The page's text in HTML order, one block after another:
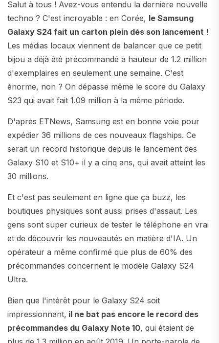
Salut à tous ! Avez-vous entendu la dernière nouvelle
techno ? C'est incroyable : en Corée, le Samsung
Galaxy S24 fait un carton plein dès son lancement !
Les médias locaux viennent de balancer que ce petit
bijou a déjà été précommandé à hauteur de 1.2 million
d'exemplaires en seulement une semaine. C'est
énorme, non ? On dépasse même le score du Galaxy
S23 qui avait fait 1.09 million à la même période.
D'après ETNews, Samsung est en bonne voie pour
expédier 36 millions de ces nouveaux flagships. Ce
serait un record historique depuis le lancement des
Galaxy S10 et S10+ il y a cinq ans, qui avait atteint les
30 millions.
Et c'est pas seulement en ligne que ça buzz, les
boutiques physiques sont aussi prises d'assaut. Les
gens sont super curieux de tester le téléphone en vrai
et de découvrir les nouveautés en matière d'IA. Un
opérateur a même confirmé que plus de 60% des
précommandes concernent le modèle Galaxy S24
Ultra.
Bien que l'intérêt pour le Galaxy S24 soit
impressionnant, il ne bat pas encore le record des
précommandes du Galaxy Note 10, qui étaient de